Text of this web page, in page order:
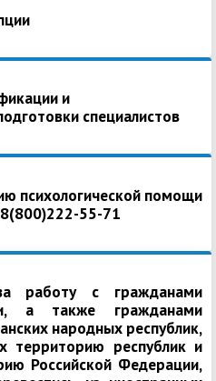
и
специалистов
психологической помощи
55-71
работу с гражданами
а также гражданами
народных республик,
территорию республик и
Российской Федерации,